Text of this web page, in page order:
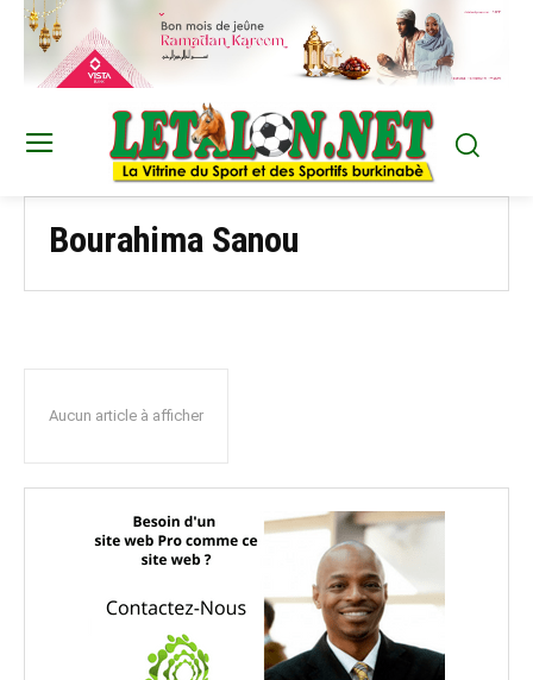
Bourahima Sanou
Aucun article à afficher